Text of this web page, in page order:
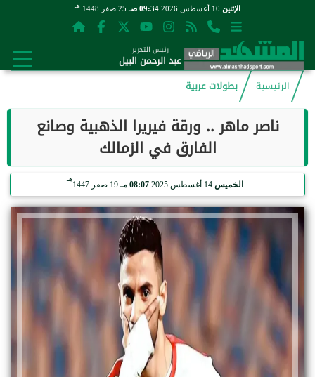
الإثنين 09:34 صـ 25 صفر 1448 هـ
رئيس التحرير
عبد الرحمن البيل
الرئيسية
بطولات عربية
ناصر ماهر .. ورقة فيريرا الذهبية وصانع
الفارق في الزمالك
الخميس 14 أغسطس 2025 08:07 مـ 19 صفر 1447
هـ